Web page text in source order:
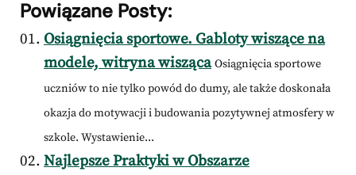
Powiązane Posty:
Osiągnięcia sportowe. Gabloty wiszące na
modele, witryna wisząca Osiągnięcia sportowe
uczniów to nie tylko powód do dumy, ale także doskonała
okazja do motywacji i budowania pozytywnej atmosfery w
szkole. Wystawienie...
Najlepsze Praktyki w Obszarze